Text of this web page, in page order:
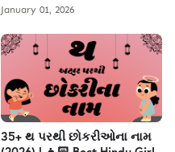
January 01, 2026
35+ થ પરથી છોકરીઓના નામ